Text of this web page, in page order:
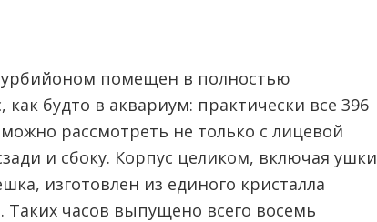
помещен в полностью
будто в аквариум: практически все 396
рассмотреть не только с лицевой
и сбоку. Корпус целиком, включая ушки
изготовлен из единого кристалла
Таких часов выпущено всего восемь